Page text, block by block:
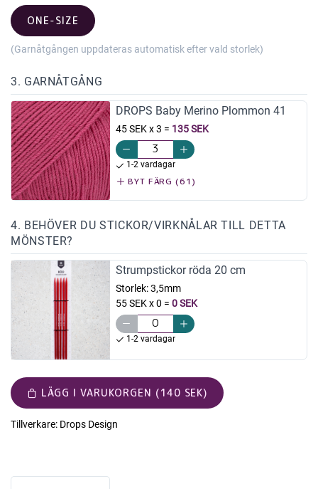
ONE-SIZE
(Garnåtgången uppdateras automatisk efter vald storlek)
3. GARNÅTGÅNG
DROPS Baby Merino Plommon 41
45 SEK x 3 = 135 SEK
1-2 vardagar
BYT FÄRG (61)
4. BEHÖVER DU STICKOR/VIRKNÅLAR TILL DETTA
MÖNSTER?
Strumpstickor röda 20 cm
Storlek:3,5mm
55 SEK x 0 = 0 SEK
1-2 vardagar
LÄGG I VARUKORGEN (140 SEK)
Tillverkare: Drops Design